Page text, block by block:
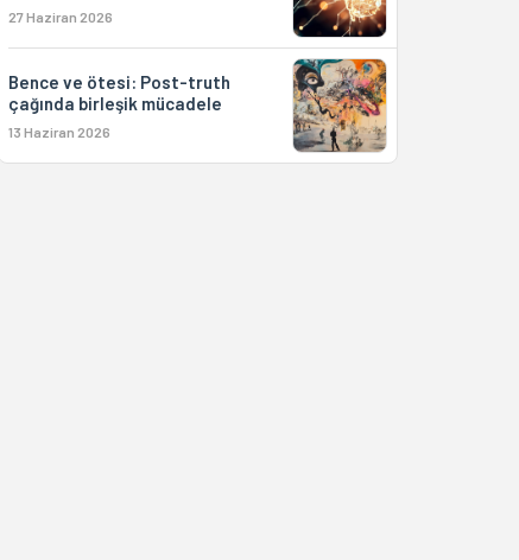
27 Haziran 2026
Bence ve ötesi: Post-truth
çağında birleşik mücadele
13 Haziran 2026